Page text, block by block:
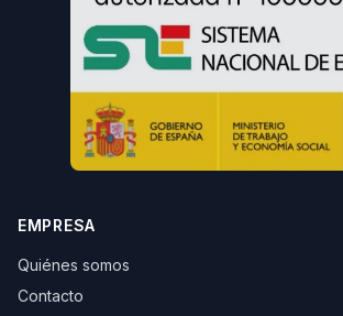
EMPRESA
Quiénes somos
Contacto